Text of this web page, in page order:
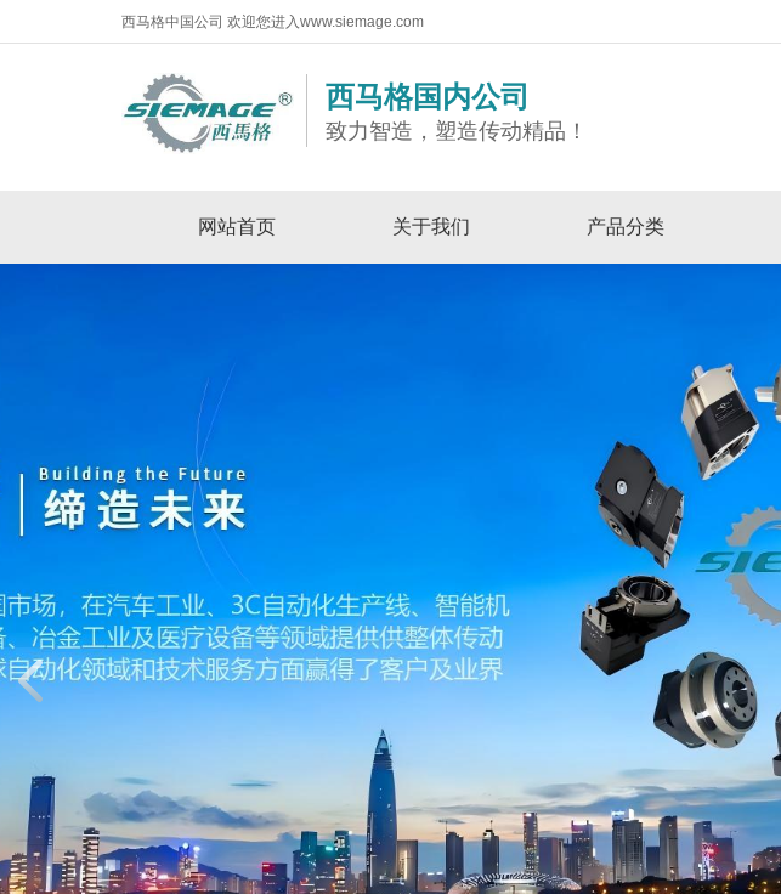
西马格中国公司 欢迎您进入www.siemage.com
西马格国内公司
致力智造，塑造传动精品！
网站首页 关于我们 产品分类